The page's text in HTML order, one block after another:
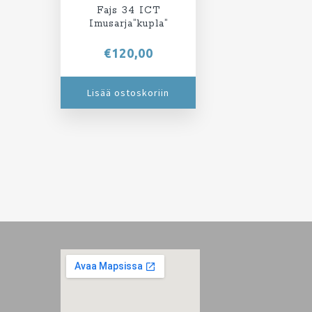
Fajs 34 ICT
Imusarja”kupla”
€120,00
Lisää ostoskoriin